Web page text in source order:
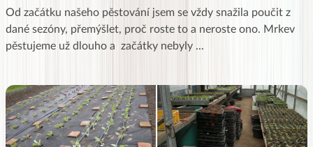
Od začátku našeho pěstování jsem se vždy snažila poučit z
dané sezóny, přemýšlet, proč roste to a neroste ono. Mrkev
pěstujeme už dlouho a začátky nebyly ...